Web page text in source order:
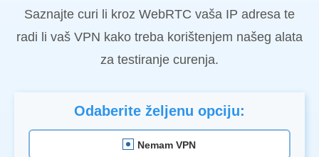
Saznajte curi li kroz WebRTC vaša IP adresa te
radi li vaš VPN kako treba korištenjem našeg alata
za testiranje curenja.
Odaberite željenu opciju:
Nemam VPN